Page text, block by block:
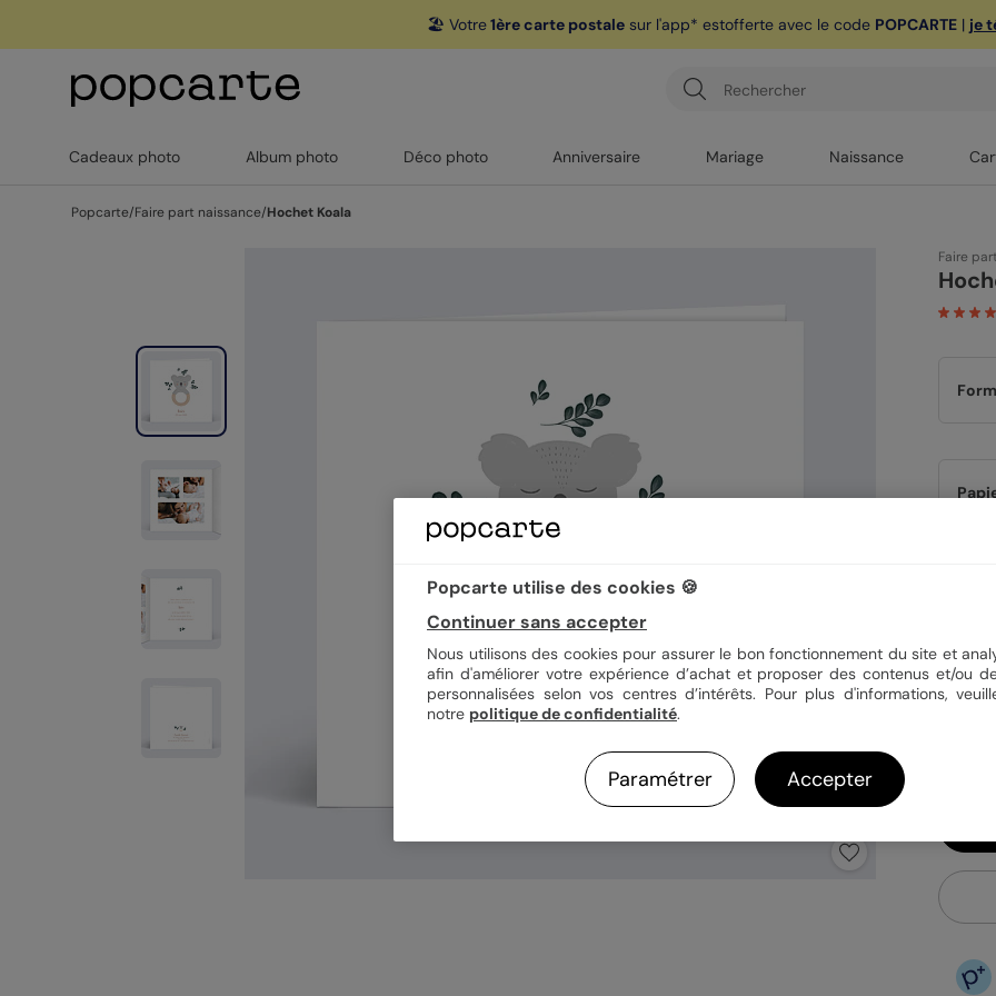
🏖️ Votre1ère carte postalesur l'app* estofferte avec le code POPCARTE| je
Cadeaux photo Album photo Déco photo Anniversaire Mariage Naissance
Popcarte/Faire part naissance/Hochet Koala
Faire
Popcarte utilise des cookies 🍪
Continuer sans accepter
Nous utilisons des cookies pour assurer le bon fonctionnement du site et
afin d'améliorer votre expérience d’achat et proposer des contenus et/ou
personnalisées selon vos centres d’intérêts. Pour plus d'informations,
notre politique de confidentialité.
Paramétrer Accepter